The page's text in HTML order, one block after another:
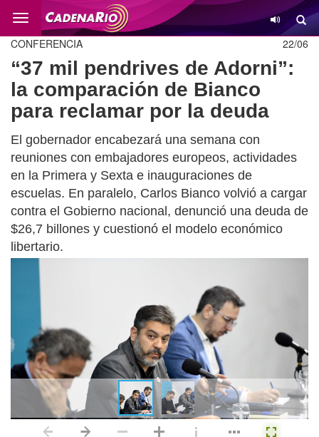
Cambio
22/06
CONFERENCIA
“37 mil pendrives de Adorni”:
la comparación de Bianco
para reclamar por la deuda
El gobernador encabezará una semana con
reuniones con embajadores europeos, actividades
en la Primera y Sexta e inauguraciones de
escuelas. En paralelo, Carlos Bianco volvió a cargar
contra el Gobierno nacional, denunció una deuda de
$26,7 billones y cuestionó el modelo económico
libertario.